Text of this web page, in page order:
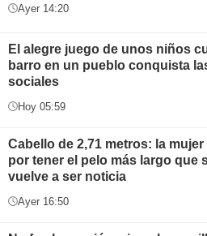
Ayer 14:20
El alegre juego de unos niños
barro en un pueblo conquista
sociales
Hoy 05:59
Cabello de 2,71 metros: la
por tener el pelo más largo que
vuelve a ser noticia
Ayer 16:50